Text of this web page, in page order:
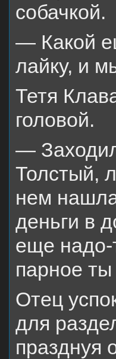
собачкой.
— Какой
лайку, и
Тетя
головой.
—
Толстый,
нем
деньги в
еще надо-
парное
Отец
для
празднуя